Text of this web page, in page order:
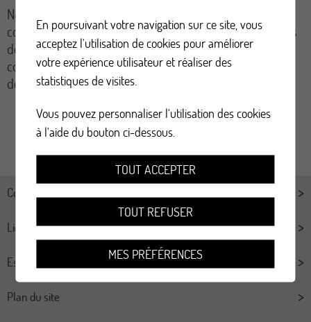
Nous enregistrons vos données personnelles
conformément aux lois en vigueur sur la protection des
données. Vos données personnelles sont traitées
conformément à la déclaration de protection des
données de Promotion santé Valais.
Contact
Liens
Espace professionnel
Plan du site
En poursuivant votre navigation sur ce site, vous
acceptez l'utilisation de cookies pour améliorer
votre expérience utilisateur et réaliser des
statistiques de visites.
Vous pouvez personnaliser l'utilisation des cookies
à l'aide du bouton ci-dessous.
TOUT ACCEPTER
TOUT REFUSER
MES PRÉFÉRENCES